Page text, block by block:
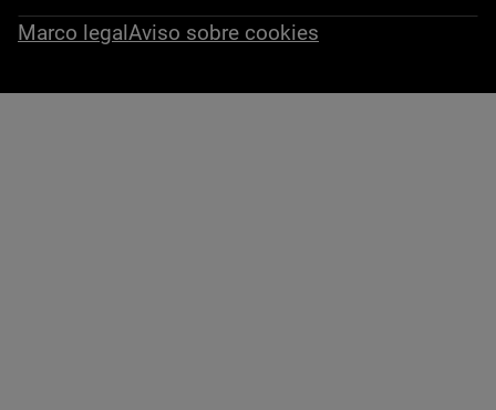
Marco legalAviso sobre cookies